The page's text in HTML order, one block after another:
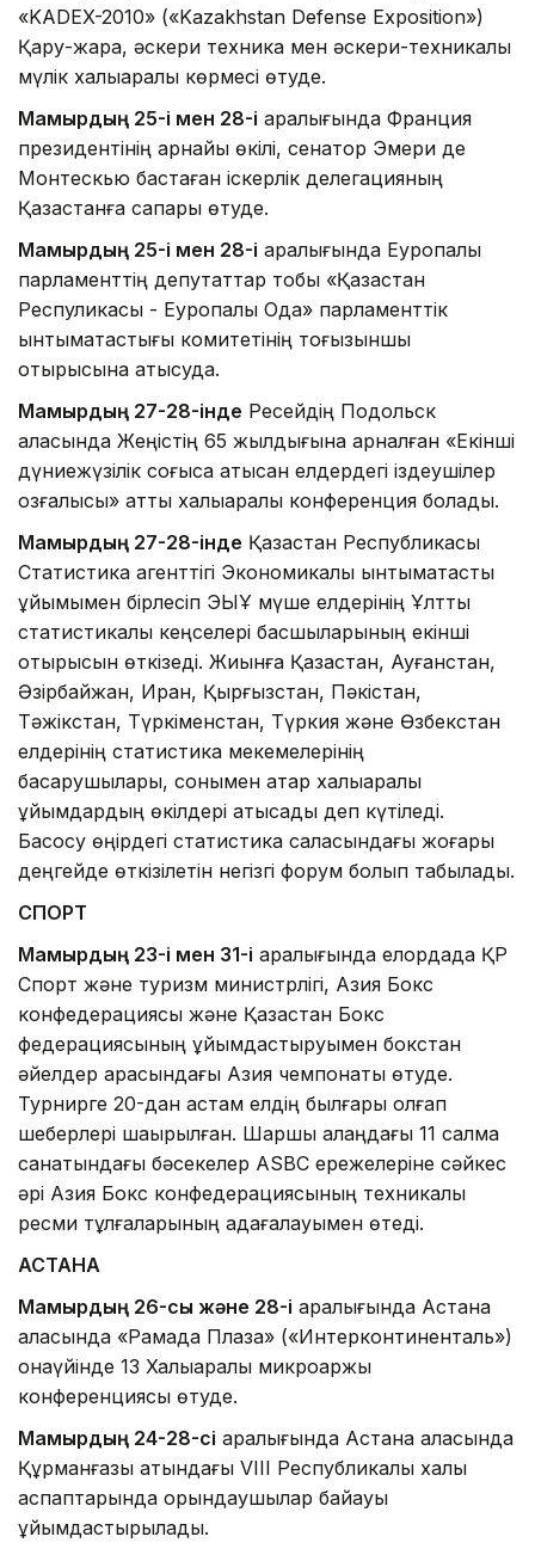
«KADEX-2010» («Kazakhstan Defense Exposition»)
Қару-жарақ, әскери техника мен әскери-техникалық
мүлік халықаралық көрмесі өтуде.
Мамырдың 25-і мен 28-і аралығында Франция
президентінің арнайы өкілі, сенатор Эмери де
Монтескью бастаған іскерлік делегацияның
Қазақстанға сапары өтуде.
Мамырдың 25-і мен 28-і аралығында Еуропалық
парламенттің депутаттар тобы «Қазақстан
Респуликасы - Еуропалық Одақ» парламенттік
ынтымақтастығы комитетінің тоғызыншы
отырысына қатысуда.
Мамырдың 27-28-інде Ресейдің Подольск
қаласында Жеңістің 65 жылдығына арналған «Екінші
дүниежүзілік соғысқа қатысқан елдердегі іздеушілер
қозғалысы» атты халықаралық конференция болады.
Мамырдың 27-28-інде Қазақстан Республикасы
Статистика агенттігі Экономикалық ынтымақтастық
ұйымымен бірлесіп ЭЫҰ мүше елдерінің Ұлттық
статистикалық кеңселері басшыларының екінші
отырысын өткізеді. Жиынға Қазақстан, Ауғанстан,
Әзірбайжан, Иран, Қырғызстан, Пәкістан,
Тәжікстан, Түркіменстан, Түркия және Өзбекстан
елдерінің статистика мекемелерінің
басқарушылары, сонымен қатар халықаралық
ұйымдардың өкілдері қатысады деп күтіледі.
Басқосу өңірдегі статистика саласындағы жоғары
деңгейде өткізілетін негізгі форум болып табылады.
СПОРТ
Мамырдың 23-і мен 31-і аралығында елордада ҚР
Спорт және туризм министрлігі, Азия Бокс
конфедерациясы және Қазақстан Бокс
федерациясының ұйымдастыруымен бокстан
әйелдер арасындағы Азия чемпонаты өтуде.
Турнирге 20-дан астам елдің былғары қолғап
шеберлері шақырылған. Шаршы алаңдағы 11 салмақ
санатындағы бәсекелер ASBC ережелеріне сәйкес
әрі Азия Бокс конфедерациясының техникалық
ресми тұлғаларының қадағалауымен өтеді.
АСТАНА
Мамырдың 26-сы және 28-і аралығында Астана
қаласында «Рамада Плаза» («Интерконтиненталь»)
қонақүйінде 13 Халықаралық микроқаржы
конференциясы өтуде.
Мамырдың 24-28-сі аралығында Астана қаласында
Құрманғазы атындағы VIII Республикалық халық
аспаптарында орындаушылар байқауы
ұйымдастырылады.